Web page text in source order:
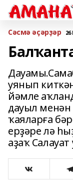
Сәсмә әҫәрҙәр
уянып
йәмле
дауыл менән
ҡаяларға
ерҙәре лә
аҙаҡ